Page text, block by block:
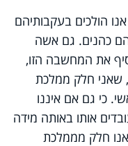
הולכים בעקבותיהם
כהנים. גם אשה
את המחשבה הזו,
שאני חלק ממלכת
כי גם אם איננו
אותו באותה מידה
חלק מממלכת